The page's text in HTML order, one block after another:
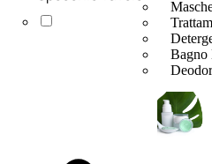
Bagno